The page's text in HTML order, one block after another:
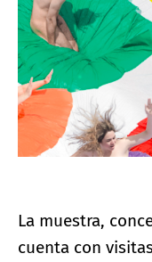
La muestra,
cuenta con